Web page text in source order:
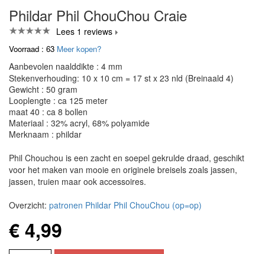
Phildar Phil ChouChou Craie
Lees 1 reviews
Voorraad : 63 Meer kopen?
Aanbevolen naalddikte : 4 mm
Stekenverhouding: 10 x 10 cm = 17 st x 23 nld (Breinaald 4)
Gewicht : 50 gram
Looplengte : ca 125 meter
maat 40 : ca 8 bollen
Materiaal : 32% acryl, 68% polyamide
Merknaam : phildar
Phil Chouchou is een zacht en soepel gekrulde draad, geschikt
voor het maken van mooie en originele breisels zoals jassen,
jassen, truien maar ook accessoires.
Overzicht: patronen Phildar Phil ChouChou (op=op)
€ 4,99